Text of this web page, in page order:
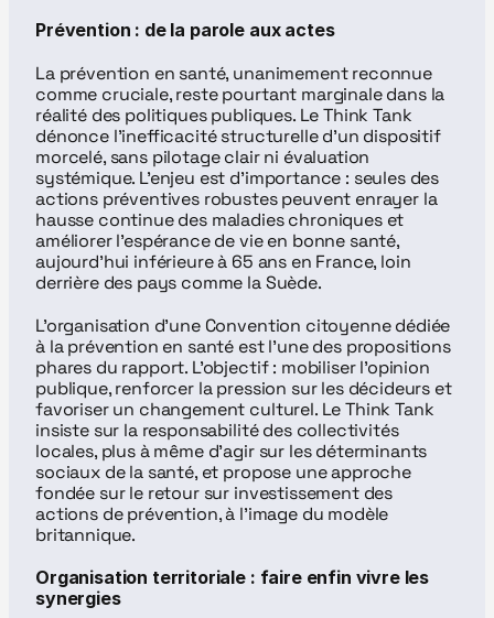
Prévention : de la parole aux actes
La prévention en santé, unanimement reconnue
comme cruciale, reste pourtant marginale dans la
réalité des politiques publiques. Le Think Tank
dénonce l’inefficacité structurelle d’un dispositif
morcelé, sans pilotage clair ni évaluation
systémique. L’enjeu est d’importance : seules des
actions préventives robustes peuvent enrayer la
hausse continue des maladies chroniques et
améliorer l’espérance de vie en bonne santé,
aujourd’hui inférieure à 65 ans en France, loin
derrière des pays comme la Suède.
L’organisation d’une Convention citoyenne dédiée
à la prévention en santé est l’une des propositions
phares du rapport. L’objectif : mobiliser l’opinion
publique, renforcer la pression sur les décideurs et
favoriser un changement culturel. Le Think Tank
insiste sur la responsabilité des collectivités
locales, plus à même d'agir sur les déterminants
sociaux de la santé, et propose une approche
fondée sur le retour sur investissement des
actions de prévention, à l'image du modèle
britannique.
Organisation territoriale : faire enfin vivre les
synergies